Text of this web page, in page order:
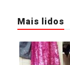
Mais lidos